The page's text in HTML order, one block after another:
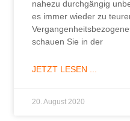
nahezu durchgängig
es immer wieder zu
schauen Sie in der
JETZT LESEN ...
20. August 2020